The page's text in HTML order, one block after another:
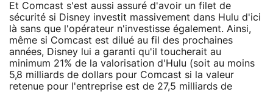
Et Comcast s'est aussi assuré d'avoir un filet de
sécurité si Disney investit massivement dans Hulu d'ici
là sans que l'opérateur n'investisse également. Ainsi,
même si Comcast est dilué au fil des prochaines
années, Disney lui a garanti qu'il toucherait au
minimum 21% de la valorisation d'Hulu (soit au moins
5,8 milliards de dollars pour Comcast si la valeur
retenue pour l'entreprise est de 27,5 milliards de